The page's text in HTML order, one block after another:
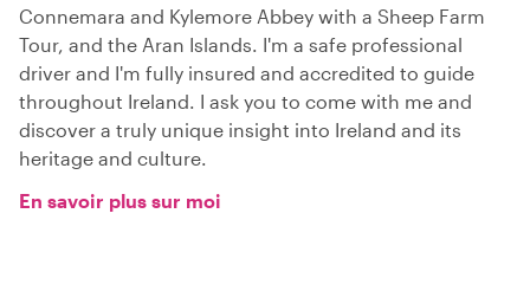
Connemara and Kylemore Abbey with a Sheep Farm
Tour, and the Aran Islands. I'm a safe professional
driver and I'm fully insured and accredited to guide
throughout Ireland. I ask you to come with me and
discover a truly unique insight into Ireland and its
heritage and culture.
En savoir plus sur moi